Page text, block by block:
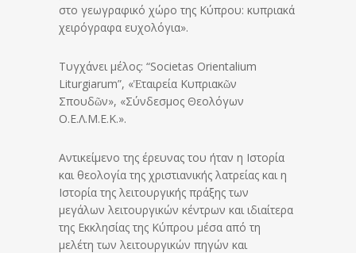
στο γεωγραφικό χώρο της Κύπρου: κυπριακά
χειρόγραφα ευχολόγια».
Τυγχάνει μέλος: “Societas Orientalium
Liturgiarum”, «Ἑταιρεία Κυπριακῶν
Σπουδῶν», «Σύνδεσμος Θεολόγων
Ο.Ε.Λ.Μ.Ε.Κ.».
Αντικείμενο της έρευνας του ήταν η Ιστορία
και θεολογία της χριστιανικής λατρείας και η
Ιστορία της λειτουργικής πράξης των
μεγάλων λειτουργικών κέντρων και ιδιαίτερα
της Εκκλησίας της Κύπρου μέσα από τη
μελέτη των λειτουργικών πηγών και